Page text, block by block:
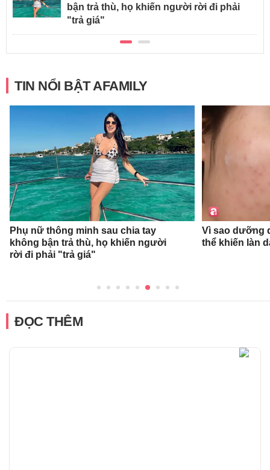
bận trả thù, họ khiến người rời đi phải
"trả giá"
TIN NỔI BẬT AFAMILY
Phụ nữ thông minh sau chia tay
không bận trả thù, họ khiến người
rời đi phải "trả giá"
Vì sao dưỡng
thể khiến làn
ĐỌC THÊM